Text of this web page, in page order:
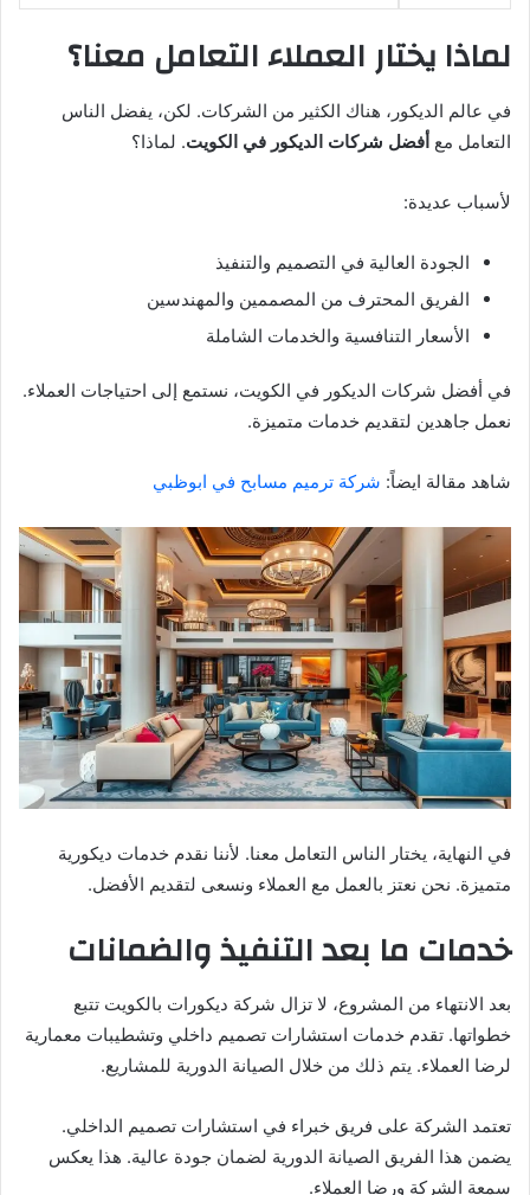
لماذا يختار العملاء التعامل معنا؟
في عالم الديكور، هناك الكثير من الشركات. لكن، يفضل الناس
التعامل مع أفضل شركات الديكور في الكويت. لماذا؟
لأسباب عديدة:
الجودة العالية في التصميم والتنفيذ
الفريق المحترف من المصممين والمهندسين
الأسعار التنافسية والخدمات الشاملة
في أفضل شركات الديكور في الكويت، نستمع إلى احتياجات العملاء.
نعمل جاهدين لتقديم خدمات متميزة.
شاهد مقالة ايضاً: شركة ترميم مسابح في ابوظبي
في النهاية، يختار الناس التعامل معنا. لأننا نقدم خدمات ديكورية
متميزة. نحن نعتز بالعمل مع العملاء ونسعى لتقديم الأفضل.
خدمات ما بعد التنفيذ والضمانات
بعد الانتهاء من المشروع، لا تزال شركة ديكورات بالكويت تتبع
خطواتها. تقدم خدمات استشارات تصميم داخلي وتشطيبات معمارية
لرضا العملاء. يتم ذلك من خلال الصيانة الدورية للمشاريع.
تعتمد الشركة على فريق خبراء في استشارات تصميم الداخلي.
يضمن هذا الفريق الصيانة الدورية لضمان جودة عالية. هذا يعكس
سمعة الشركة ورضا العملاء.